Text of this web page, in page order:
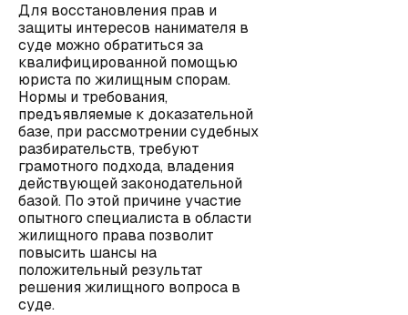
Для восстановления прав и
защиты интересов нанимателя в
суде можно обратиться за
квалифицированной помощью
юриста по жилищным спорам.
Нормы и требования,
предъявляемые к доказательной
базе, при рассмотрении судебных
разбирательств, требуют
грамотного подхода, владения
действующей законодательной
базой. По этой причине участие
опытного специалиста в области
жилищного права позволит
повысить шансы на
положительный результат
решения жилищного вопроса в
суде.